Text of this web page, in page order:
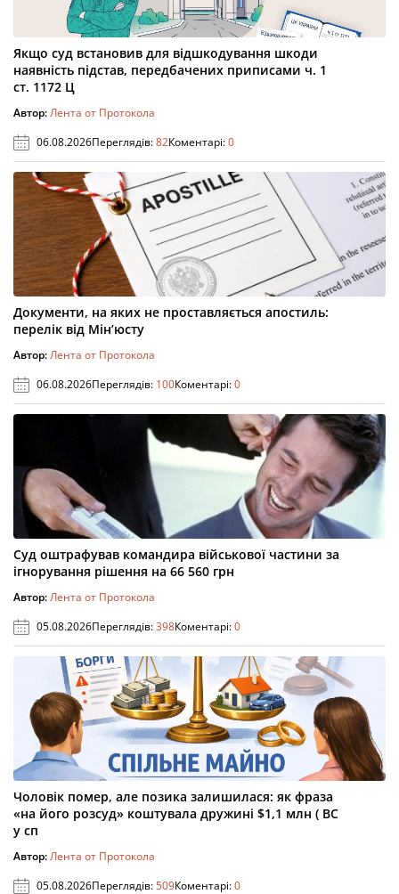
Якщо суд встановив для відшкодування шкоди
наявність підстав, передбачених приписами ч. 1
ст. 1172 Ц
Автор:Лента от Протокола
06.08.2026Переглядів:82Коментарі:0
Документи, на яких не проставляється апостиль:
перелік від Мін’юсту
Автор:Лента от Протокола
06.08.2026Переглядів: 100Коментарі:0
Суд оштрафував командира військової частини за
ігнорування рішення на 66 560 грн
Автор:Лента от Протокола
05.08.2026Переглядів:398Коментарі:0
Чоловік помер, але позика залишилася: як фраза
«на його розсуд» коштувала дружині $1,1 млн ( ВС
у сп
Автор:Лента от Протокола
05.08.2026Переглядів:509Коментарі:0